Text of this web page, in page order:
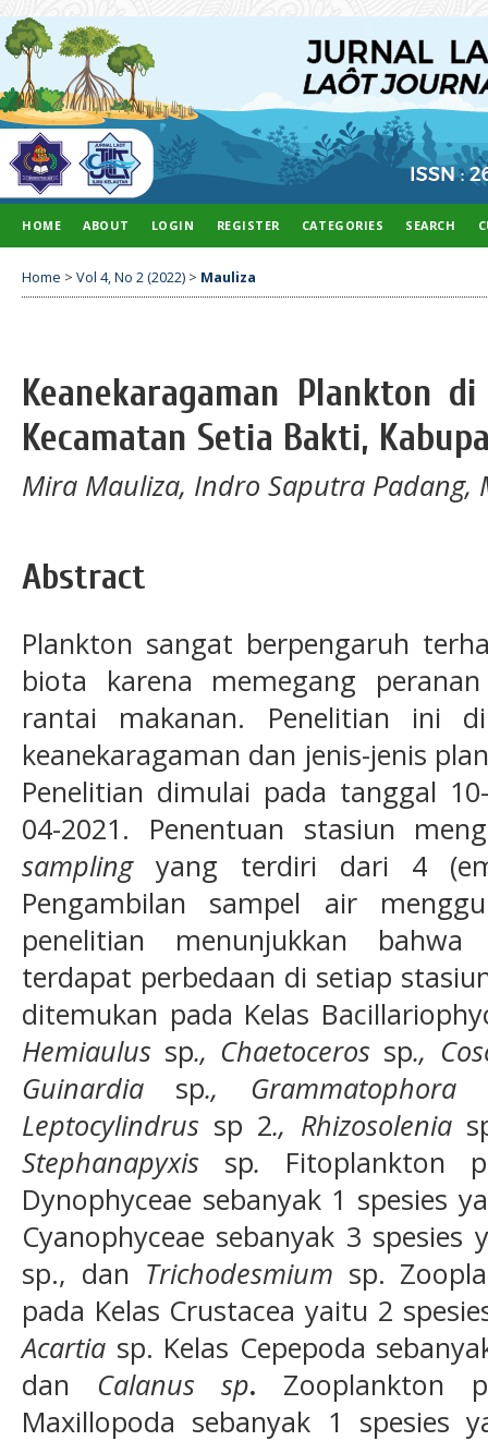
HOME ABOUT LOGIN REGISTER CATEGORIES SEARCH
Home > Vol 4, No 2 (2022) > Mauliza
Keanekaragaman Plankton
Kecamatan Setia Bakti,
Mira Mauliza, Indro Saputra Padang,
Abstract
Plankton sangat berpengaruh
biota karena memegang
rantai makanan. Penelitian ini
keanekaragaman dan jenis-jenis
Penelitian dimulai pada tanggal
04-2021. Penentuan stasiun
samplingyang terdiri dari 4
Pengambilan sampel air
penelitian menunjukkan bahwa
terdapat perbedaan di setiap
ditemukan pada Kelas
Hemiaulus sp., Chaetoceros sp.,
Guinardia sp., Grammatophora
Leptocylindrus sp 2., Rhizosolenia
Stephanapyxis sp. Fitoplankton
Dynophyceae sebanyak 1 spesies
Cyanophyceae sebanyak 3 spesies
sp., dan Trichodesmium sp.
pada Kelas Crustacea yaitu 2
Acartia sp. Kelas Cepepoda
dan Calanus sp. Zooplankton
Maxillopoda sebanyak 1 spesies